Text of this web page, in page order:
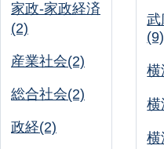
家政-家政経済
(2)
産業社会(2)
総合社会(2)
政経(2)
武
(9)
横
横
横